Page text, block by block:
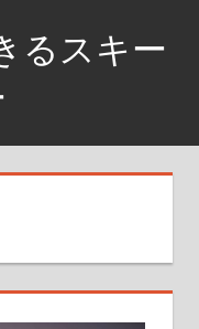
るスキー